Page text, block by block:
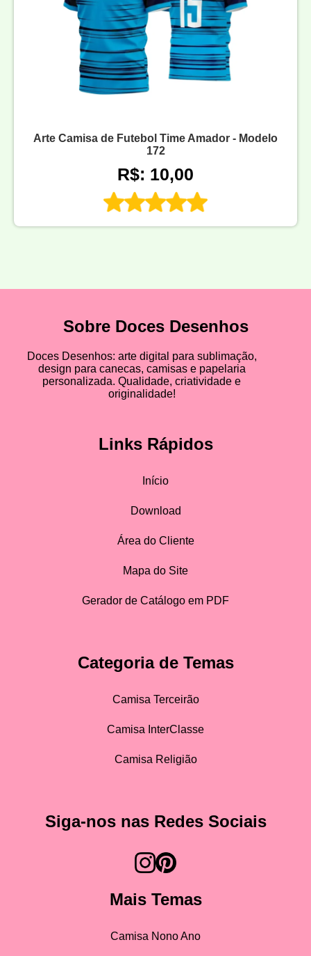
Arte Camisa de Futebol Time Amador - Modelo
172
R$: 10,00
Sobre Doces Desenhos
Doces Desenhos: arte digital para sublimação,
design para canecas, camisas e papelaria
personalizada. Qualidade, criatividade e
originalidade!
Links Rápidos
Início
Download
Área do Cliente
Mapa do Site
Gerador de Catálogo em PDF
Categoria de Temas
Camisa Terceirão
Camisa InterClasse
Camisa Religião
Siga-nos nas Redes Sociais
Mais Temas
Camisa Nono Ano